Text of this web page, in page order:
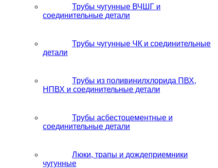
Трубы чугунные ВЧШГ и
соединительные детали
Трубы чугунные ЧК и соединительные
детали
Трубы из поливинилхлорида ПВХ,
НПВХ и соединительные детали
Трубы асбестоцементные и
соединительные детали
Люки, трапы и дождеприемники
чугунные